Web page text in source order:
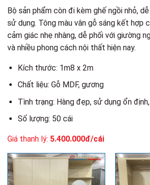
Bộ sản phẩm còn đi kèm ghế ngồi nhỏ,
sử dụng. Tông màu vân gỗ sáng kết hợp
cảm giác nhẹ nhàng, dễ phối với giường
và nhiều phong cách nội thất hiện nay.
Kích thước: 1m8 x 2m
Chất liệu: Gỗ MDF, gương
Tình trạng: Hàng đẹp, sử dụng ổn
Số lượng: 50 cái
Giá thanh lý: 5.400.000đ/cái